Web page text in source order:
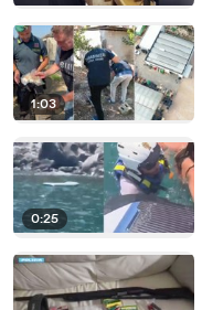
1:03
0:25